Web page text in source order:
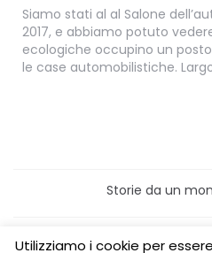
Siamo stati al al Salone
2017, e abbiamo potuto
ecologiche occupino un
le case automobilistiche.
Storie da un
Home
Utilizziamo i cookie per